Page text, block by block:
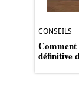
CONSEILS
définitive